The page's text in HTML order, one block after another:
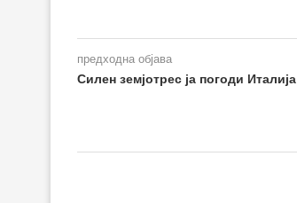
предходна објава
Силен земјотрес ја погоди Италија